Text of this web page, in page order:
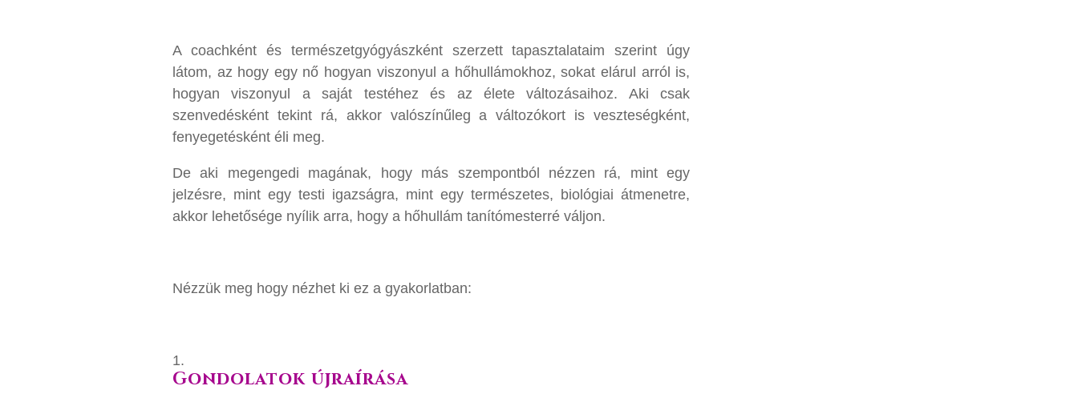
A coachként és természetgyógyászként szerzett tapasztalataim szerint úgy
látom, az hogy egy nő hogyan viszonyul a hőhullámokhoz, sokat elárul arról is,
hogyan viszonyul a saját testéhez és az élete változásaihoz. Aki csak
szenvedésként tekint rá, akkor valószínűleg a változókort is veszteségként,
fenyegetésként éli meg.
De aki megengedi magának, hogy más szempontból nézzen rá, mint egy
jelzésre, mint egy testi igazságra, mint egy természetes, biológiai átmenetre,
akkor lehetősége nyílik arra, hogy a hőhullám tanítómesterré váljon.
Nézzük meg hogy nézhet ki ez a gyakorlatban:
Gondolatok újraírása